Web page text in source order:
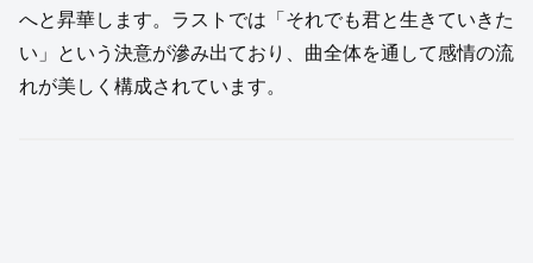
へと昇華します。ラストでは「それでも君と生きていきた
い」という決意が滲み出ており、曲全体を通して感情の流
れが美しく構成されています。